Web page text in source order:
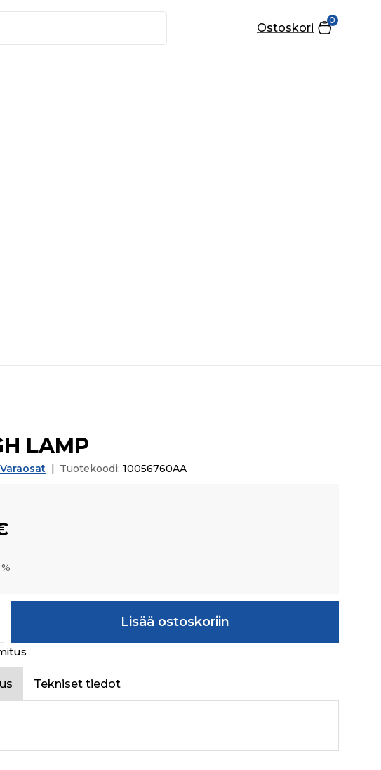
0
Ostoskori
LAMP
Varaosat | Tuotekoodi: 10056760AA
Lisää ostoskoriin
Tekniset tiedot